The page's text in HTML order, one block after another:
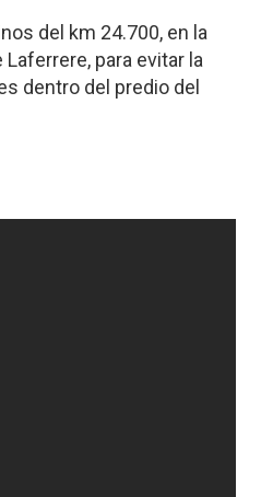
del km 24.700, en la
Laferrere, para evitar la
dentro del predio del